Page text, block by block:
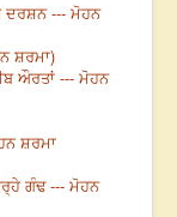
ਦਰਸ਼ਨ --- ਮੋਹਨ
ਸ਼ਰਮਾ)
ਔਰਤਾਂ --- ਮੋਹਨ
ਸ਼ਰਮਾ
ਗੰਢ --- ਮੋਹਨ